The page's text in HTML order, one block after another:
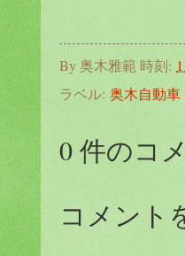
By奥木雅範 時刻:
ラベル: 奥木自動車
0 件のコ
コメント